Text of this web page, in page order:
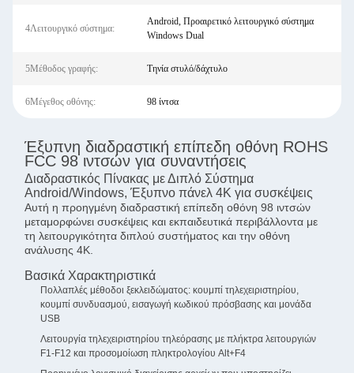
4Λειτουργικό σύστημα:
Android, Προαιρετικό λειτουργικό σύστημα
Windows Dual
5Μέθοδος γραφής: Τηνία στυλό/δάχτυλο
6Μέγεθος οθόνης: 98 ίντσα
Έξυπνη διαδραστική επίπεδη οθόνη ROHS
FCC 98 ιντσών για συναντήσεις
Διαδραστικός Πίνακας με Διπλό Σύστημα
Android/Windows, Έξυπνο πάνελ 4K για συσκέψεις
Αυτή η προηγμένη διαδραστική επίπεδη οθόνη 98 ιντσών
μεταμορφώνει συσκέψεις και εκπαιδευτικά περιβάλλοντα με
τη λειτουργικότητα διπλού συστήματος και την οθόνη
ανάλυσης 4K.
Βασικά Χαρακτηριστικά
Πολλαπλές μέθοδοι ξεκλειδώματος: κουμπί τηλεχειριστηρίου,
κουμπί συνδυασμού, εισαγωγή κωδικού πρόσβασης και μονάδα
USB
Λειτουργία τηλεχειριστηρίου τηλεόρασης με πλήκτρα λειτουργιών
F1-F12 και προσομοίωση πληκτρολογίου Alt+F4